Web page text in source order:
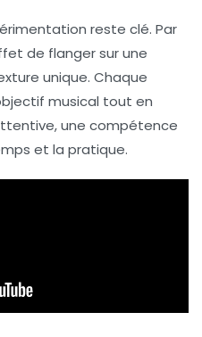
reste clé. Par
de flangersur une
unique. Chaque
musical tout en
, une compétence
et la pratique.